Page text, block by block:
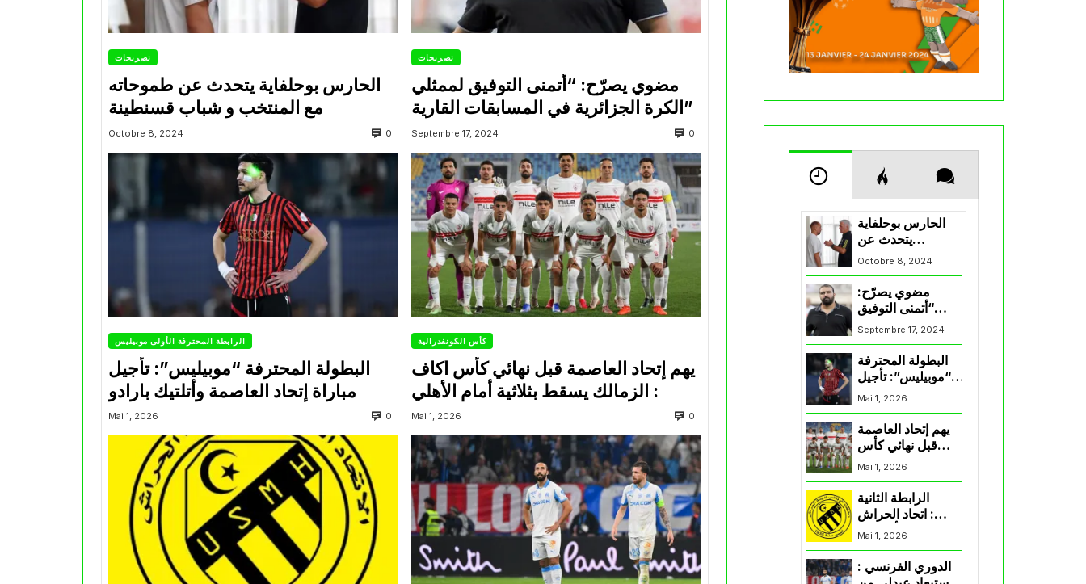
تصريحات
الحارس بوحلفاية يتحدث عن طموحاته
مع المنتخب و شباب قسنطينة
Octobre 8, 2024 0
تصريحات
مضوي يصرّح: “أتمنى التوفيق لممثلي
الكرة الجزائرية في المسابقات القارية”
Septembre 17, 2024 0
الرابطة المحترفة الأولى موبيليس
البطولة المحترفة “موبيليس”: تأجيل
مباراة إتحاد العاصمة وأتلتيك بارادو
Mai 1, 2026 0
كأس الكونفدرالية
يهم إتحاد العاصمة قبل نهائي كأس اكاف
Mai 1, 2026 0
الحارس بوحلفاية
يتحدث عن
طموحاته مع
المنتخب و شباب
قسنطينة
Octobre 8, 2024
مضوي يصرّح:
“أتمنى التوفيق
لممثلي الكرة
الجزائرية في
Septembre 17, 2024
البطولة المحترفة
“موبيليس”: تأجيل
مباراة إتحاد
العاصمة وأتلتيك
بارادو
Mai 1, 2026
يهم إتحاد العاصمة
قبل نهائي كأس
اكاف : الزمالك
يسقط بثلاثية أمام
Mai 1, 2026
الرابطة الثانية
: اتحاد الحراش
يحسم التأهل إلى
“البلاي أوف”
Mai 1, 2026
الدوري الفرنسي :